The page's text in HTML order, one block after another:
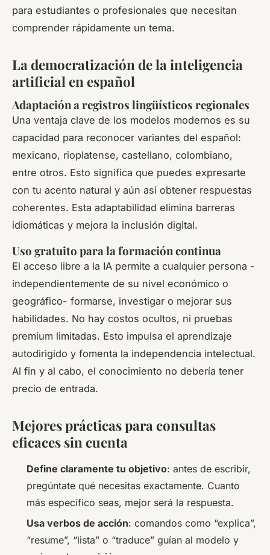
para estudiantes o profesionales que necesitan
comprender rápidamente un tema.
La democratización de la inteligencia
artificial en español
Adaptación a registros lingüísticos regionales
Una ventaja clave de los modelos modernos es su
capacidad para reconocer variantes del español:
mexicano, rioplatense, castellano, colombiano,
entre otros. Esto significa que puedes expresarte
con tu acento natural y aún así obtener respuestas
coherentes. Esta adaptabilidad elimina barreras
idiomáticas y mejora la inclusión digital.
Uso gratuito para la formación continua
El acceso libre a la IA permite a cualquier persona -
independientemente de su nivel económico o
geográfico- formarse, investigar o mejorar sus
habilidades. No hay costos ocultos, ni pruebas
premium limitadas. Esto impulsa el aprendizaje
autodirigido y fomenta la independencia intelectual.
Al fin y al cabo, el conocimiento no debería tener
precio de entrada.
Mejores prácticas para consultas
eficaces sin cuenta
Define claramente tu objetivo: antes de escribir,
pregúntate qué necesitas exactamente. Cuanto
más específico seas, mejor será la respuesta.
Usa verbos de acción: comandos como “explica”,
“resume”, “lista” o “traduce” guían al modelo y